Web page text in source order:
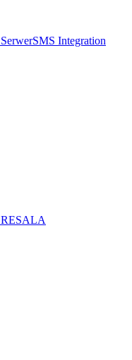
SerwerSMS Integration
RESALA